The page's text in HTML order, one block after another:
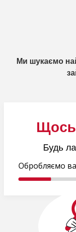
Щось
Будь
Ми шукаємо
Обробляємо